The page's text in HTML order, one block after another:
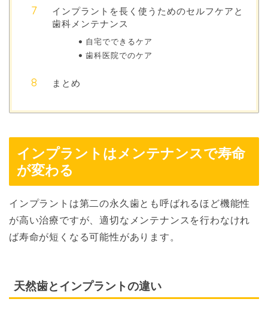
インプラントを長く使うためのセルフケアと
歯科メンテナンス
自宅でできるケア
歯科医院でのケア
まとめ
インプラントはメンテナンスで寿命
が変わる
インプラントは第二の永久歯とも呼ばれるほど機能性
が高い治療ですが、適切なメンテナンスを行わなけれ
ば寿命が短くなる可能性があります。
天然歯とインプラントの違い